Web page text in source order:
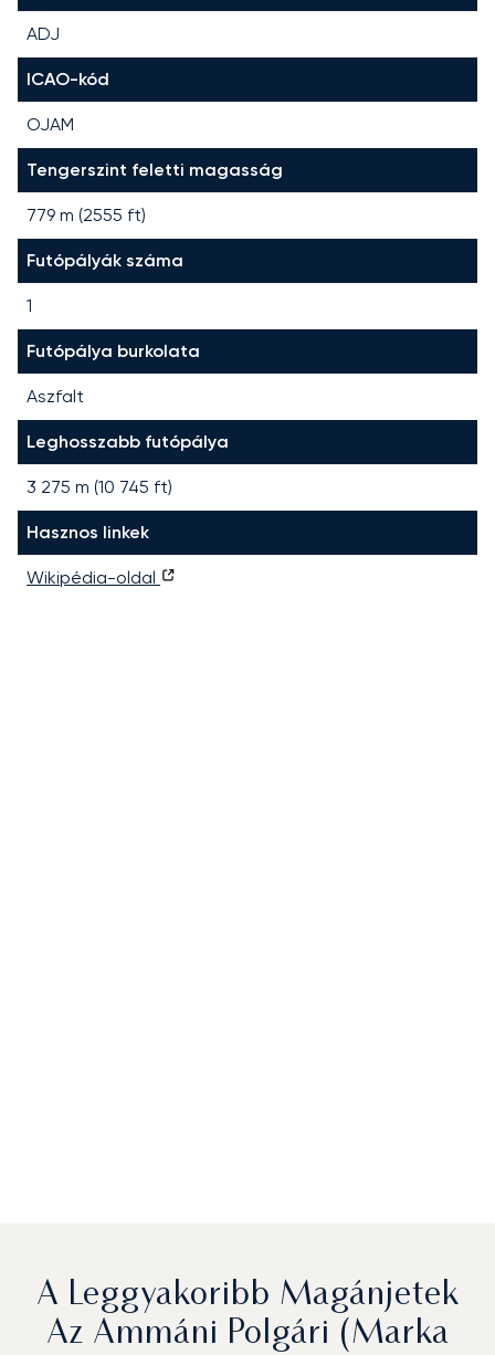
ADJ
ICAO-kód
OJAM
Tengerszint feletti magasság
779 m (2555 ft)
Futópályák száma
1
Futópálya burkolata
Aszfalt
Leghosszabb futópálya
3 275 m (10 745 ft)
Hasznos linkek
Wikipédia-oldal
A Leggyakoribb Magánjetek
Az Ammáni Polgári (Marka